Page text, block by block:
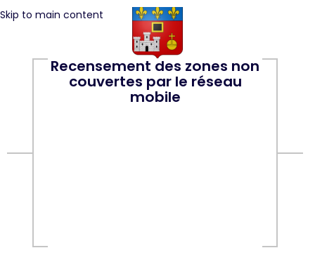
Skip to main content
Recensement des zones non
couvertes par le réseau
mobile